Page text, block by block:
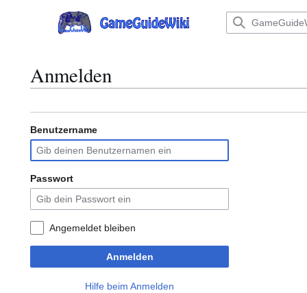
Hauptmenü
Anmelden
Benutzername
Passwort
Angemeldet bleiben
Anmelden
Hilfe beim Anmelden